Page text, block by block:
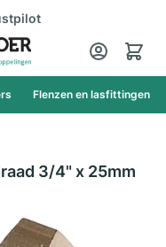
Cart
Flenzen en lasfittingen
3/4" x 25mm